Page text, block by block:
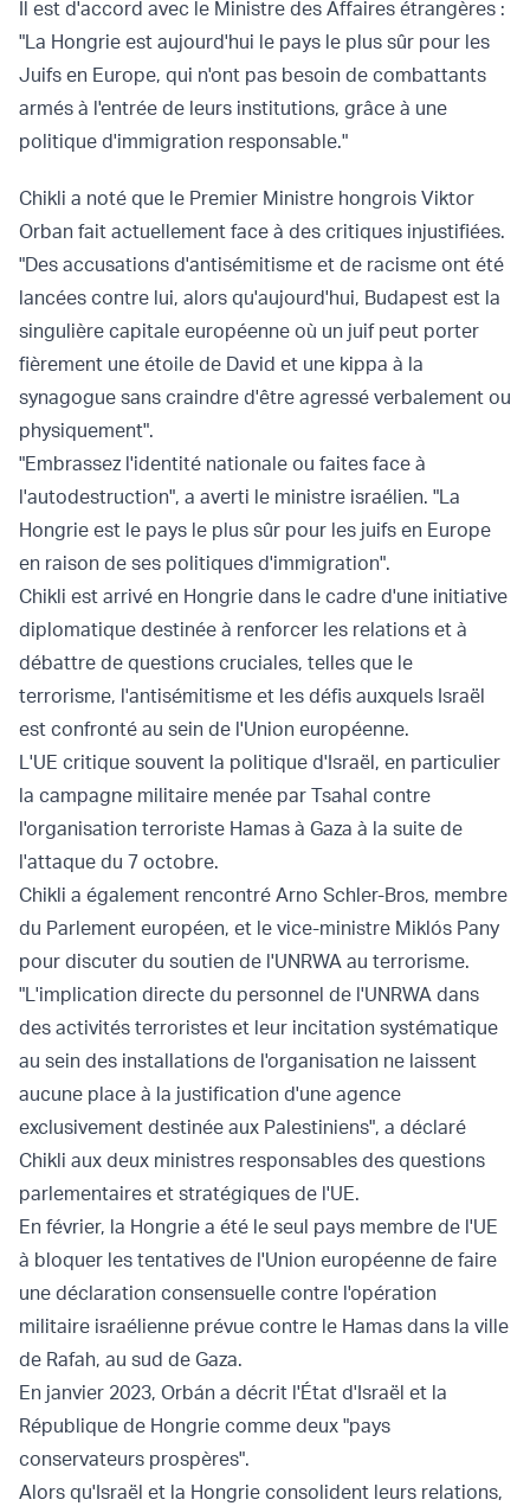
Il est d'accord avec le Ministre des Affaires étrangères :
"La Hongrie est aujourd'hui le pays le plus sûr pour les
Juifs en Europe, qui n'ont pas besoin de combattants
armés à l'entrée de leurs institutions, grâce à une
politique d'immigration responsable."
Chikli a noté que le Premier Ministre hongrois Viktor
Orban fait actuellement face à des critiques injustifiées.
"Des accusations d'antisémitisme et de racisme ont été
lancées contre lui, alors qu'aujourd'hui, Budapest est la
singulière capitale européenne où un juif peut porter
fièrement une étoile de David et une kippa à la
synagogue sans craindre d'être agressé verbalement ou
physiquement".
"Embrassez l'identité nationale ou faites face à
l'autodestruction", a averti le ministre israélien. "La
Hongrie est le pays le plus sûr pour les juifs en Europe
en raison de ses politiques d'immigration".
Chikli est arrivé en Hongrie dans le cadre d'une initiative
diplomatique destinée à renforcer les relations et à
débattre de questions cruciales, telles que le
terrorisme, l'antisémitisme et les défis auxquels Israël
est confronté au sein de l'Union européenne.
L'UE critique souvent la politique d'Israël, en particulier
la campagne militaire menée par Tsahal contre
l'organisation terroriste Hamas à Gaza à la suite de
l'attaque du 7 octobre.
Chikli a également rencontré Arno Schler-Bros, membre
du Parlement européen, et le vice-ministre Miklós Pany
pour discuter du soutien de l'UNRWA au terrorisme.
"L'implication directe du personnel de l'UNRWA dans
des activités terroristes et leur incitation systématique
au sein des installations de l'organisation ne laissent
aucune place à la justification d'une agence
exclusivement destinée aux Palestiniens", a déclaré
Chikli aux deux ministres responsables des questions
parlementaires et stratégiques de l'UE.
En février, la Hongrie a été le seul pays membre de l'UE
à bloquer les tentatives de l'Union européenne de faire
une déclaration consensuelle contre l'opération
militaire israélienne prévue contre le Hamas dans la ville
de Rafah, au sud de Gaza.
En janvier 2023, Orbán a décrit l'État d'Israël et la
République de Hongrie comme deux "pays
conservateurs prospères".
Alors qu'Israël et la Hongrie consolident leurs relations,